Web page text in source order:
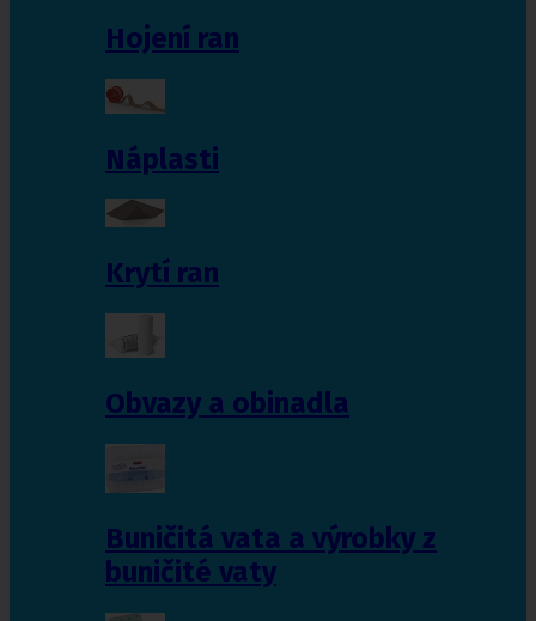
Hojení ran
Náplasti
Krytí ran
Obvazy a obinadla
Buničitá vata a výrobky z
buničité vaty